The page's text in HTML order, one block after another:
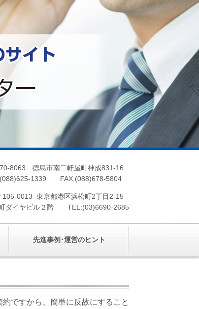
8063 徳島市南二軒屋町神成831-16
1339 FAX:(088)678-5804
0013 東京都港区浜松町2丁目2-15
イヤビル２階 TEL:(03)6690-2685
先進事例･運営のヒント
ですから、簡単に反故にすること